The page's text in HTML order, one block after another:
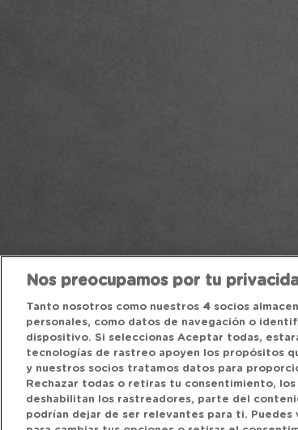
Nos preocupamos por tu
Tanto nosotros como nuestros 4 socios
personales, como datos de navegación o
dispositivo. Si seleccionas Aceptar todas,
tecnologías de rastreo apoyen los propósitos
y nuestros socios tratamos datos para
Rechazar todas o retiras tu consentimiento, los
deshabilitan los rastreadores, parte del
podrían dejar de ser relevantes para ti. Puedes